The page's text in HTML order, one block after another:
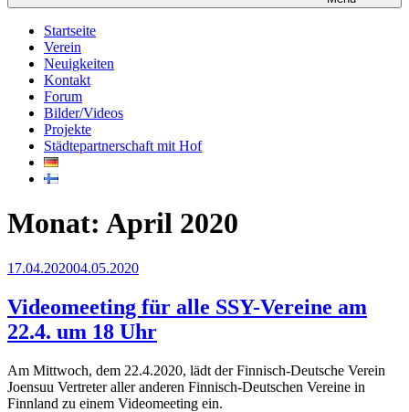
Startseite
Verein
Neuigkeiten
Kontakt
Forum
Bilder/Videos
Projekte
Städtepartnerschaft mit Hof
Monat: April 2020
Veröffentlicht
17.04.202004.05.2020
Videomeeting für alle SSY-Vereine am
22.4. um 18 Uhr
Am Mittwoch, dem 22.4.2020, lädt der Finnisch-Deutsche Verein
Joensuu Vertreter aller anderen Finnisch-Deutschen Vereine in
Finnland zu einem Videomeeting ein.